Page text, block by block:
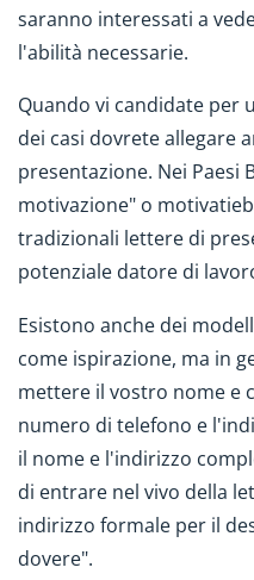
saranno interessati a
l'abilità necessarie.
Quando vi candidate per
dei casi dovrete allegare
presentazione. Nei Paesi
motivazione" o
tradizionali lettere di
potenziale datore di
Esistono anche dei
come ispirazione, ma in
mettere il vostro nome e
numero di telefono e
il nome e l'indirizzo
di entrare nel vivo della
indirizzo formale per il
dovere".